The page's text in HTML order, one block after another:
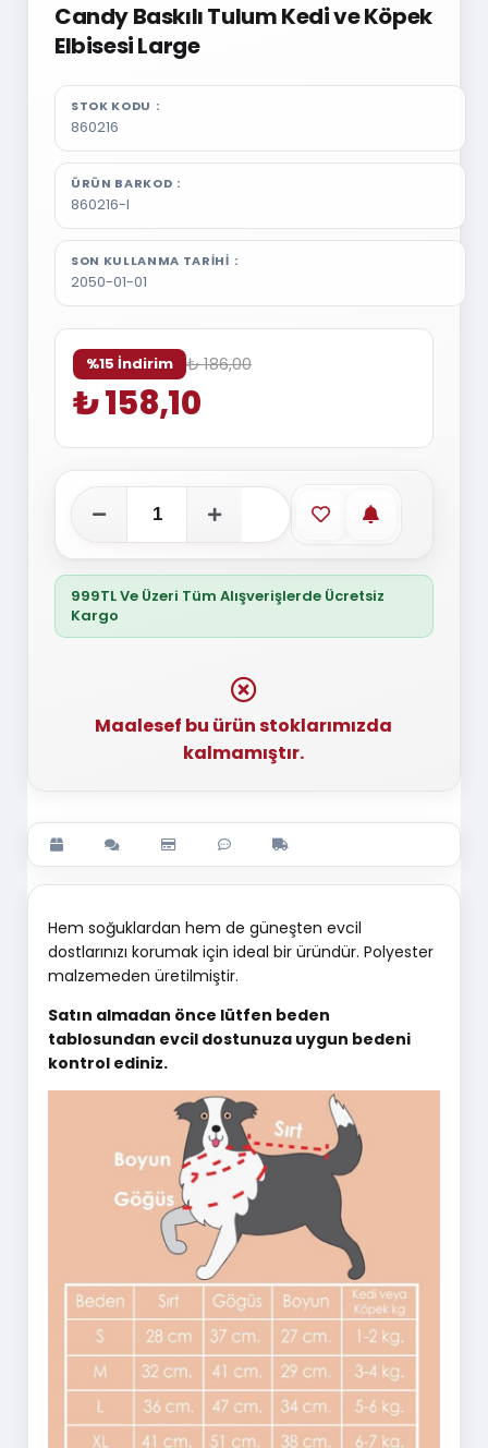
Candy Baskılı Tulum Kedi ve Köpek
Elbisesi Large
STOK KODU
860216
ÜRÜN BARKOD
860216-l
SON KULLANMA TARIHI
2050-01-01
%15 İndirim ₺ 186,00
₺ 158,10
Favorilere ekle
Stoğa
999TL Ve Üzeri Tüm Alışverişlerde Ücretsiz
Kargo
Maalesef bu ürün stoklarımızda
kalmamıştır.
Hem soğuklardan hem de güneşten evcil
dostlarınızı korumak için ideal bir üründür. Polyester
malzemeden üretilmiştir.
Satın almadan önce lütfen beden
tablosundan evcil dostunuza uygun bedeni
kontrol ediniz.